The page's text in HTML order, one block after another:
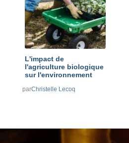
L'impact de
l'agriculture biologique
sur l'environnement
parChristelle Lecoq